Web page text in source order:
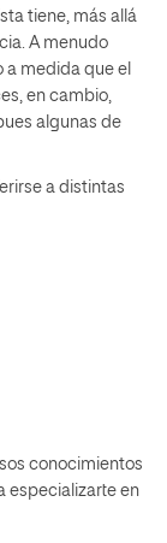
tiene, más allá
A menudo
a medida que el
en cambio,
algunas de
a distintas
conocimientos
especializarte en